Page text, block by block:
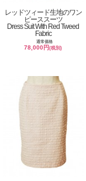
レッドツィード生地のワン
ピーススーツ
Dress Suit With Red Tweed
Fabric
通常価格
78,000円(税別)